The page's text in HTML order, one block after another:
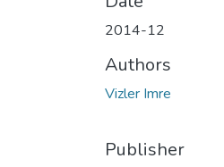
2014-12
Authors
Vizler Imre
Publisher